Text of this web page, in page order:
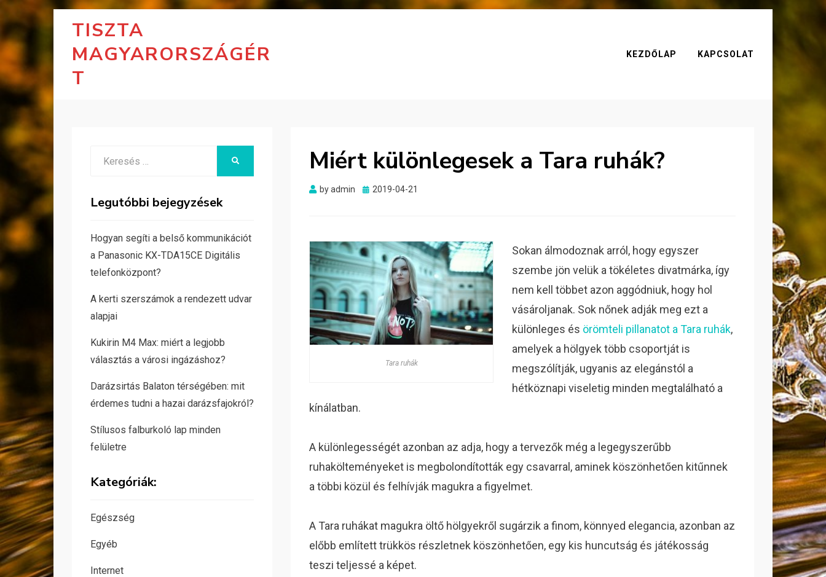
TISZTA
MAGYARORSZÁGÉR
T
KEZDŐLAP KAPCSOLAT
Miért különlegesek a Tara ruhák?
byadmin
Posted
2019-04-21
Tara ruhák
Sokan álmodoznak arról, hogy egyszer
szembe jön velük a tökéletes divatmárka, így
nem kell többet azon aggódniuk, hogy hol
vásároljanak. Sok nőnek adják meg ezt a
különleges és örömteli pillanatot a Tara ruhák,
amelyek a hölgyek több csoportját is
megszólítják, ugyanis az elegánstól a
hétköznapi viseletig minden megtalálható a
kínálatban.
A különlegességét azonban az adja, hogy a tervezők még a legegyszerűbb
ruhakölteményeket is megbolondították egy csavarral, aminek köszönhetően kitűnnek
a többi közül és felhívják magukra a figyelmet.
A Tara ruhákat magukra öltő hölgyekről sugárzik a finom, könnyed elegancia, azonban az
előbb említett trükkös részletnek köszönhetően, egy kis huncutság és játékosság
teszi teljessé a képet.
Legutóbbi bejegyzések
Hogyan segíti a belső kommunikációt
a Panasonic KX-TDA15CE Digitális
telefonközpont?
A kerti szerszámok a rendezett udvar
alapjai
Kukirin M4 Max: miért a legjobb
választás a városi ingázáshoz?
Darázsirtás Balaton térségében: mit
érdemes tudni a hazai darázsfajokról?
Stílusos falburkoló lap minden
felületre
Kategóriák:
Egészség
Egyéb
Internet